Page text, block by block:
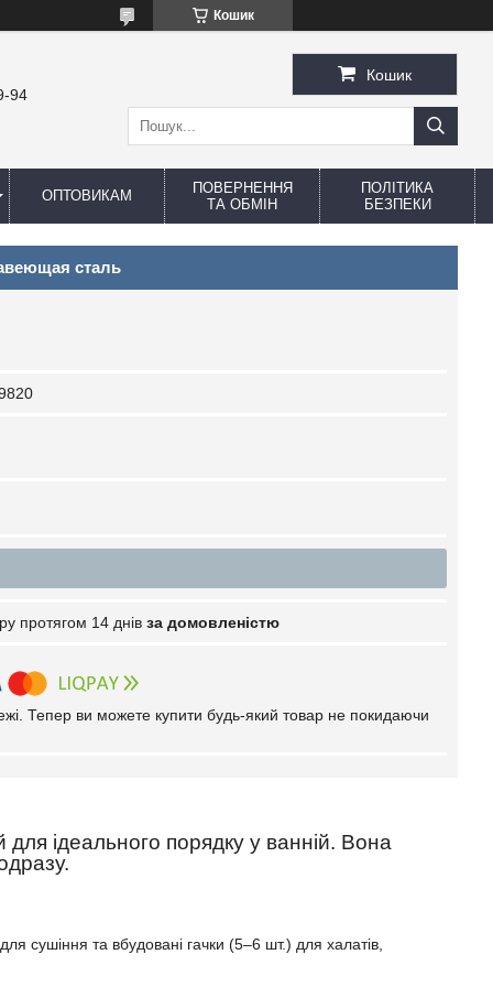
Кошик
94
Кошик
ОПТОВИКАМ
ПОВЕРНЕННЯ
ТА ОБМІН
ПОЛІТИКА
БЕЗПЕКИ
сталь
протягом 14 днів за домовленістю
Тепер ви можете купити будь-який товар не покидаючи
ідеального порядку у ванній. Вона
сушіння та вбудовані гачки (5–6 шт.) для халатів,